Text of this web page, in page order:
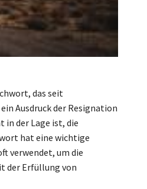
das seit
Ausdruck der Resignation
in der Lage ist, die
hat eine wichtige
verwendet, um die
der Erfüllung von